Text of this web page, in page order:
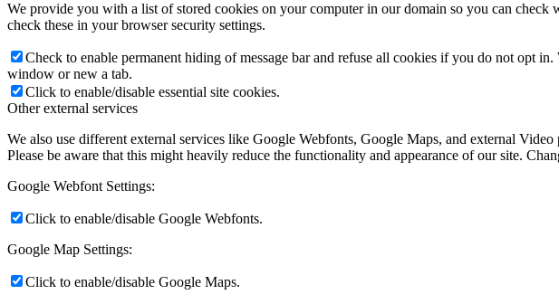
We provide you with a list of stored cookies on your computer in our domain so you can
check these in your browser security settings.
Check to enable permanent hiding of message bar and refuse all cookies if you do not opt
window or new a tab.
Click to enable/disable essential site cookies.
Other external services
We also use different external services like Google Webfonts, Google Maps, and external
Please be aware that this might heavily reduce the functionality and appearance of our site.
Google Webfont Settings:
Click to enable/disable Google Webfonts.
Google Map Settings:
Click to enable/disable Google Maps.